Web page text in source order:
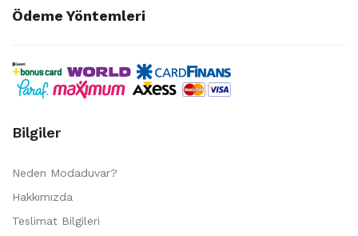
Ödeme Yöntemleri
Bilgiler
Neden Modaduvar?
Hakkımızda
Teslimat Bilgileri